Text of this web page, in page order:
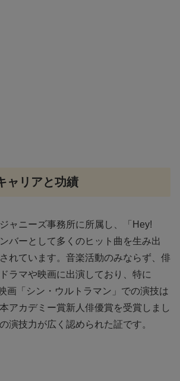
ャリアと功績
ャニーズ事務所に所属し、「Hey!
バーとして多くのヒット曲を生み出
れています。音楽活動のみならず、俳
ラマや映画に出演しており、特に
画「シン・ウルトラマン」での演技は
アカデミー賞新人俳優賞を受賞しまし
演技力が広く認められた証です。